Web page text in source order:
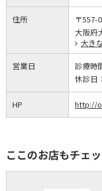
住所
〒557-
大阪府
大き
営業日 診療時
休診日：
HP http://
ここのお店もチェ